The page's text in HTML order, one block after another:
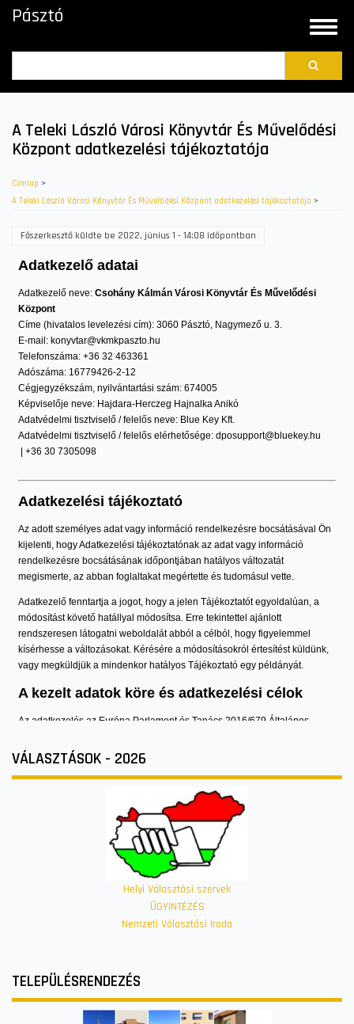
Ugrás
Toggle
Pásztó
A Teleki László Városi Könyvtár És Művelődési
Központ adatkezelési tájékoztatója
Címlap >
A Teleki László Városi Könyvtár És Művelődési Központ adatkezelési tájékoztatója >
Főszerkesztő küldte be 2022, június 1 - 14:08 időpontban
VÁLASZTÁSOK - 2026
Helyi Választási szervek
ÜGYINTÉZÉS
Nemzeti Választási Iroda
TELEPÜLÉSRENDEZÉS